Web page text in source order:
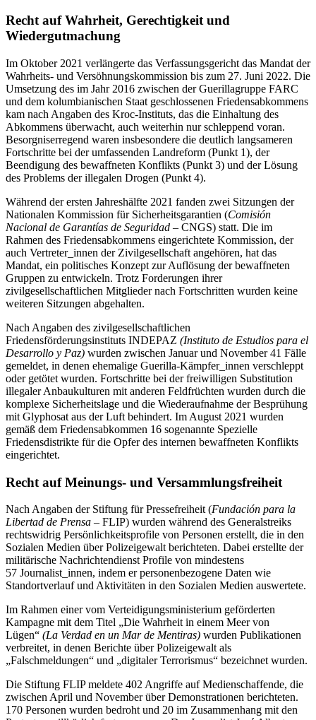
Recht auf Wahrheit, Gerechtigkeit und
Wiedergutmachung
Im Oktober 2021 verlängerte das Verfassungsgericht das Mandat der
Wahrheits- und Versöhnungskommission bis zum 27. Juni 2022. Die
Umsetzung des im Jahr 2016 zwischen der Guerillagruppe FARC
und dem kolumbianischen Staat geschlossenen Friedensabkommens
kam nach Angaben des Kroc-Instituts, das die Einhaltung des
Abkommens überwacht, auch weiterhin nur schleppend voran.
Besorgniserregend waren insbesondere die deutlich langsameren
Fortschritte bei der umfassenden Landreform (Punkt 1), der
Beendigung des bewaffneten Konflikts (Punkt 3) und der Lösung
des Problems der illegalen Drogen (Punkt 4).
Während der ersten Jahreshälfte 2021 fanden zwei Sitzungen der
Nationalen Kommission für Sicherheitsgarantien (Comisión
Nacional de Garantías de Seguridad – CNGS) statt. Die im
Rahmen des Friedensabkommens eingerichtete Kommission, der
auch Vertreter_innen der Zivilgesellschaft angehören, hat das
Mandat, ein politisches Konzept zur Auflösung der bewaffneten
Gruppen zu entwickeln. Trotz Forderungen ihrer
zivilgesellschaftlichen Mitglieder nach Fortschritten wurden keine
weiteren Sitzungen abgehalten.
Nach Angaben des zivilgesellschaftlichen
Friedensförderungsinstituts INDEPAZ (Instituto de Estudios para el
Desarrollo y Paz) wurden zwischen Januar und November 41 Fälle
gemeldet, in denen ehemalige Guerilla-Kämpfer_innen verschleppt
oder getötet wurden. Fortschritte bei der freiwilligen Substitution
illegaler Anbaukulturen mit anderen Feldfrüchten wurden durch die
komplexe Sicherheitslage und die Wiederaufnahme der Besprühung
mit Glyphosat aus der Luft behindert. Im August 2021 wurden
gemäß dem Friedensabkommen 16 sogenannte Spezielle
Friedensdistrikte für die Opfer des internen bewaffneten Konflikts
eingerichtet.
Recht auf Meinungs- und Versammlungsfreiheit
Nach Angaben der Stiftung für Pressefreiheit (Fundación para la
Libertad de Prensa – FLIP) wurden während des Generalstreiks
rechtswidrig Persönlichkeitsprofile von Personen erstellt, die in den
Sozialen Medien über Polizeigewalt berichteten. Dabei erstellte der
militärische Nachrichtendienst Profile von mindestens
57 Journalist_innen, indem er personenbezogene Daten wie
Standortverlauf und Aktivitäten in den Sozialen Medien auswertete.
Im Rahmen einer vom Verteidigungsministerium geförderten
Kampagne mit dem Titel „Die Wahrheit in einem Meer von
Lügen“ (La Verdad en un Mar de Mentiras) wurden Publikationen
verbreitet, in denen Berichte über Polizeigewalt als
„Falschmeldungen“ und „digitaler Terrorismus“ bezeichnet wurden.
Die Stiftung FLIP meldete 402 Angriffe auf Medienschaffende, die
zwischen April und November über Demonstrationen berichteten.
170 Personen wurden bedroht und 20 im Zusammenhang mit den